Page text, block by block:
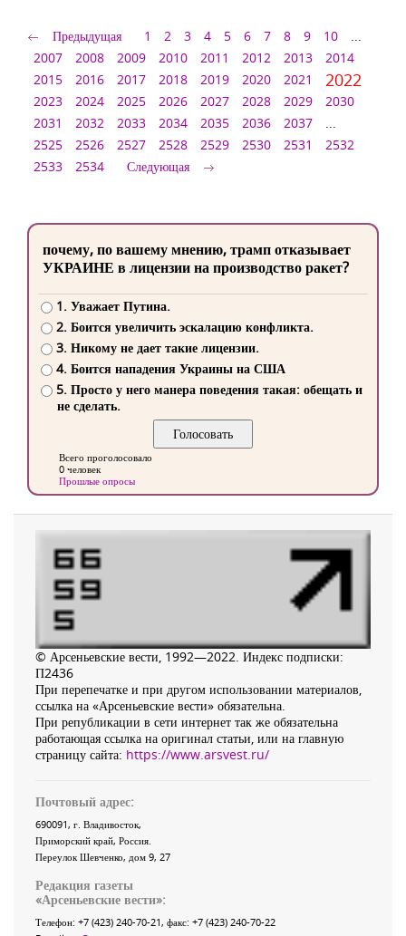
Предыдущая 1 2 3 4 5 6 7 8 9 10
...
2007
2008 2009 2010 2011 2012 2013
2014
2015
2016 2017 2018 2019 2020 2021 2022
2023 2024 2025 2026 2027 2028 2029
2030
2031
2032 2033 2034 2035 2036 2037
...
2525
2526 2527 2528 2529 2530 2531
2532
2533
2534 Следующая
почему, по вашему мнению, трамп отказывает
УКРАИНЕ в лицензии на производство ракет?
1. Уважает Путина.
2. Боится увеличить эскалацию конфликта.
3. Никому не дает такие лицензии.
4. Боится нападения Украины на США
5. Просто у него манера поведения такая: обещать и
не сделать.
Всего проголосовало
0 человек
Прошлые опросы
© Арсеньевские вести, 1992—2022. Индекс подписки:
П2436
При перепечатке и при другом использовании материалов,
ссылка на «Арсеньевские вести» обязательна.
При републикации в сети интернет так же обязательна
работающая ссылка на оригинал статьи, или на главную
страницу сайта: https://www.arsvest.ru/
Почтовый адрес:
690091, г. Владивосток,
Приморский край, Россия
Переулок Шевченко, дом 9, 27
Редакция газеты
«Арсеньевские вести»:
Телефон: +7 (423) 240-70-21, факс: +7 (423) 240-70-22